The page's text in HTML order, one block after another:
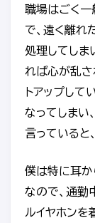
職場はごく一
で、遠く離れ
処理してしま
れば心が乱さ
トアップして
なってしまい
言っていると
僕は特に耳か
なので、通勤
ルイヤホン